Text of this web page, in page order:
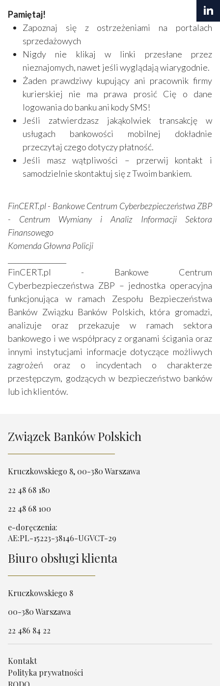
Pamiętaj!
Zapoznaj się z ostrzeżeniami na portalach
sprzedażowych
Nigdy nie klikaj w linki przesłane przez
nieznajomych, nawet jeśli wyglądają wiarygodnie.
Żaden prawdziwy kupujący ani pracownik firmy
kurierskiej nie ma prawa prosić Cię o dane
logowania do banku ani kody SMS!
Jeśli zatwierdzasz jakąkolwiek transakcję w
usługach bankowości mobilnej dokładnie
przeczytaj czego dotyczy płatność.
Jeśli masz wątpliwości – przerwij kontakt i
samodzielnie skontaktuj się z Twoim bankiem.
FinCERT.pl - Bankowe Centrum Cyberbezpieczeństwa ZBP
- Centrum Wymiany i Analiz Informacji Sektora
Finansowego
Komenda Głowna Policji
FinCERT.pl - Bankowe Centrum
Cyberbezpieczeństwa ZBP – jednostka operacyjna
funkcjonująca w ramach Zespołu Bezpieczeństwa
Banków Związku Banków Polskich, która gromadzi,
analizuje oraz przekazuje w ramach sektora
bankowego i we współpracy z organami ścigania oraz
innymi instytucjami informacje dotyczące możliwych
zagrożeń oraz o incydentach o charakterze
przestępczym, godzących w bezpieczeństwo banków
lub ich klientów.
Związek Banków Polskich
Kruczkowskiego 8, 00-380 Warszawa
22 48 68 180
22 48 68 100
e-doręczenia:
AE:PL-15223-38146-UGVCT-29
Biuro obsługi klienta
Kruczkowskiego 8
00-380 Warszawa
22 486 84 22
Kontakt
Polityka prywatności